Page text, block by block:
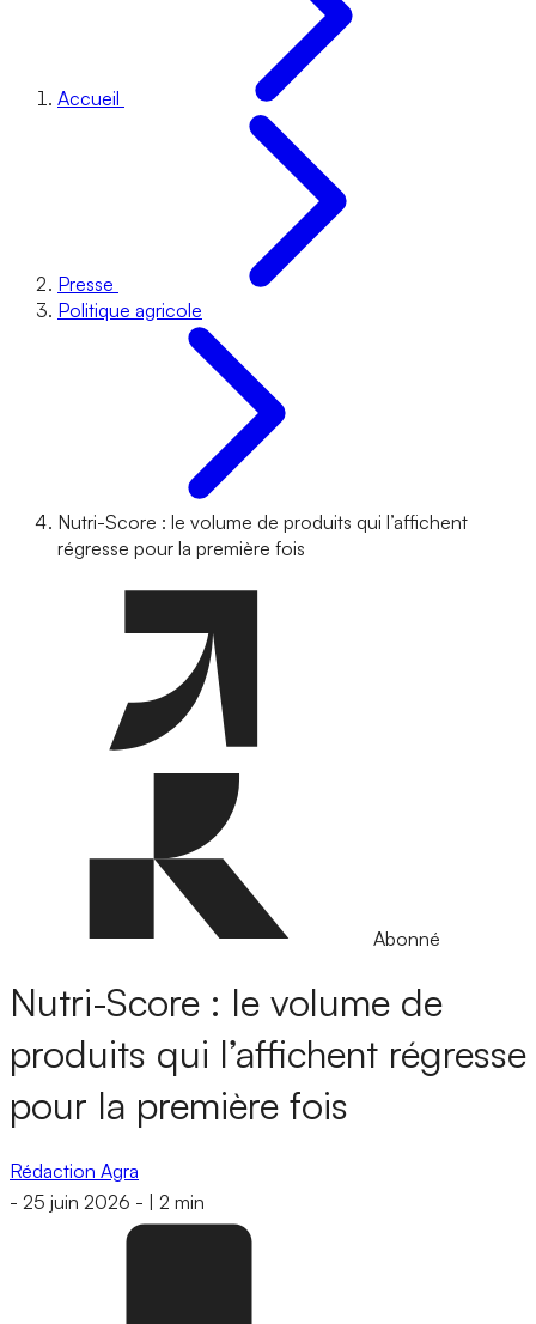
Accueil
Presse
Politique agricole
Nutri-Score : le volume de produits qui l’affichent
régresse pour la première fois
Abonné
Nutri-Score : le volume de
produits qui l’affichent régresse
pour la première fois
Rédaction Agra
- 25 juin 2026 - 2 min